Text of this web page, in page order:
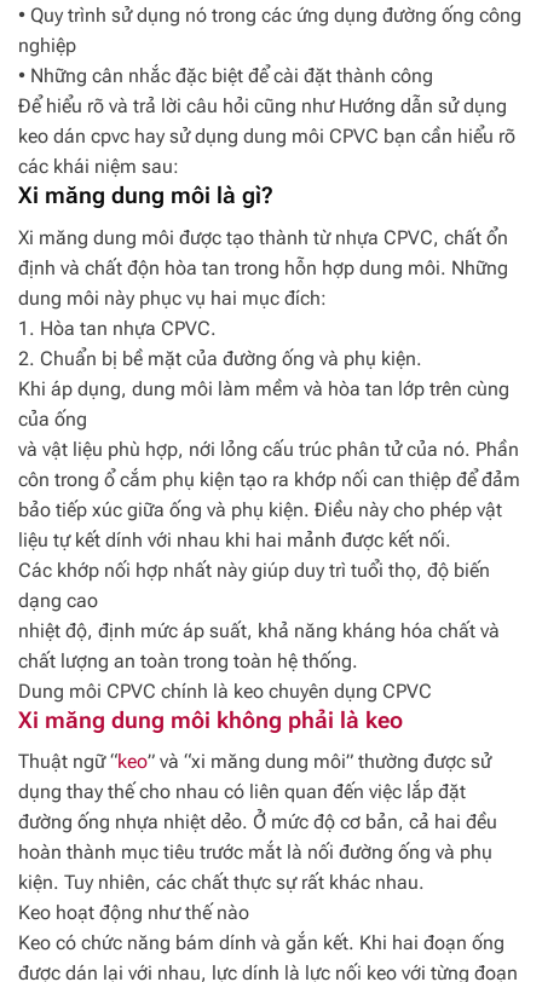
• Quy trình sử dụng nó trong các ứng dụng đường ống công
nghiệp
• Những cân nhắc đặc biệt để cài đặt thành công
Để hiểu rõ và trả lời câu hỏi cũng như Hướng dẫn sử dụng
keo dán cpvc hay sử dụng dung môi CPVC bạn cần hiểu rõ
các khái niệm sau:
Xi măng dung môi là gì?
Xi măng dung môi được tạo thành từ nhựa CPVC, chất ổn
định và chất độn hòa tan trong hỗn hợp dung môi. Những
dung môi này phục vụ hai mục đích:
1. Hòa tan nhựa CPVC.
2. Chuẩn bị bề mặt của đường ống và phụ kiện.
Khi áp dụng, dung môi làm mềm và hòa tan lớp trên cùng
của ống
và vật liệu phù hợp, nới lỏng cấu trúc phân tử của nó. Phần
côn trong ổ cắm phụ kiện tạo ra khớp nối can thiệp để đảm
bảo tiếp xúc giữa ống và phụ kiện. Điều này cho phép vật
liệu tự kết dính với nhau khi hai mảnh được kết nối.
Các khớp nối hợp nhất này giúp duy trì tuổi thọ, độ biến
dạng cao
nhiệt độ, định mức áp suất, khả năng kháng hóa chất và
chất lượng an toàn trong toàn hệ thống.
Dung môi CPVC chính là keo chuyên dụng CPVC
Xi măng dung môi không phải là keo
Thuật ngữ “keo” và “xi măng dung môi” thường được sử
dụng thay thế cho nhau có liên quan đến việc lắp đặt
đường ống nhựa nhiệt dẻo. Ở mức độ cơ bản, cả hai đều
hoàn thành mục tiêu trước mắt là nối đường ống và phụ
kiện. Tuy nhiên, các chất thực sự rất khác nhau.
Keo hoạt động như thế nào
Keo có chức năng bám dính và gắn kết. Khi hai đoạn ống
được dán lại với nhau, lực dính là lực nối keo với từng đoạn